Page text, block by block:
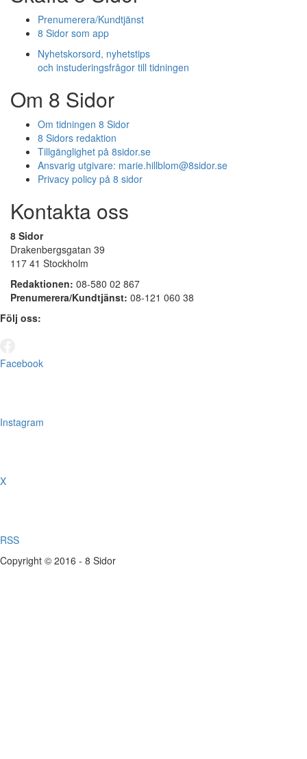
Prenumerera/Kundtjänst
8 Sidor som app
Nyhetskorsord, nyhetstips
och instuderingsfrågor till tidningen
Om 8 Sidor
Om tidningen 8 Sidor
8 Sidors redaktion
Tillgänglighet på 8sidor.se
Ansvarig utgivare: marie.hillblom@8sidor.se
Privacy policy på 8 sidor
Kontakta oss
8 Sidor
Drakenbergsgatan 39
117 41 Stockholm
Redaktionen: 08-580 02 867
Prenumerera/Kundtjänst: 08-121 060 38
Följ oss:
Facebook
Instagram
X
RSS
Copyright © 2016 - 8 Sidor